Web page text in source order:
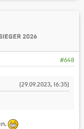
2026
#648
(29.09.2023, 16:35)